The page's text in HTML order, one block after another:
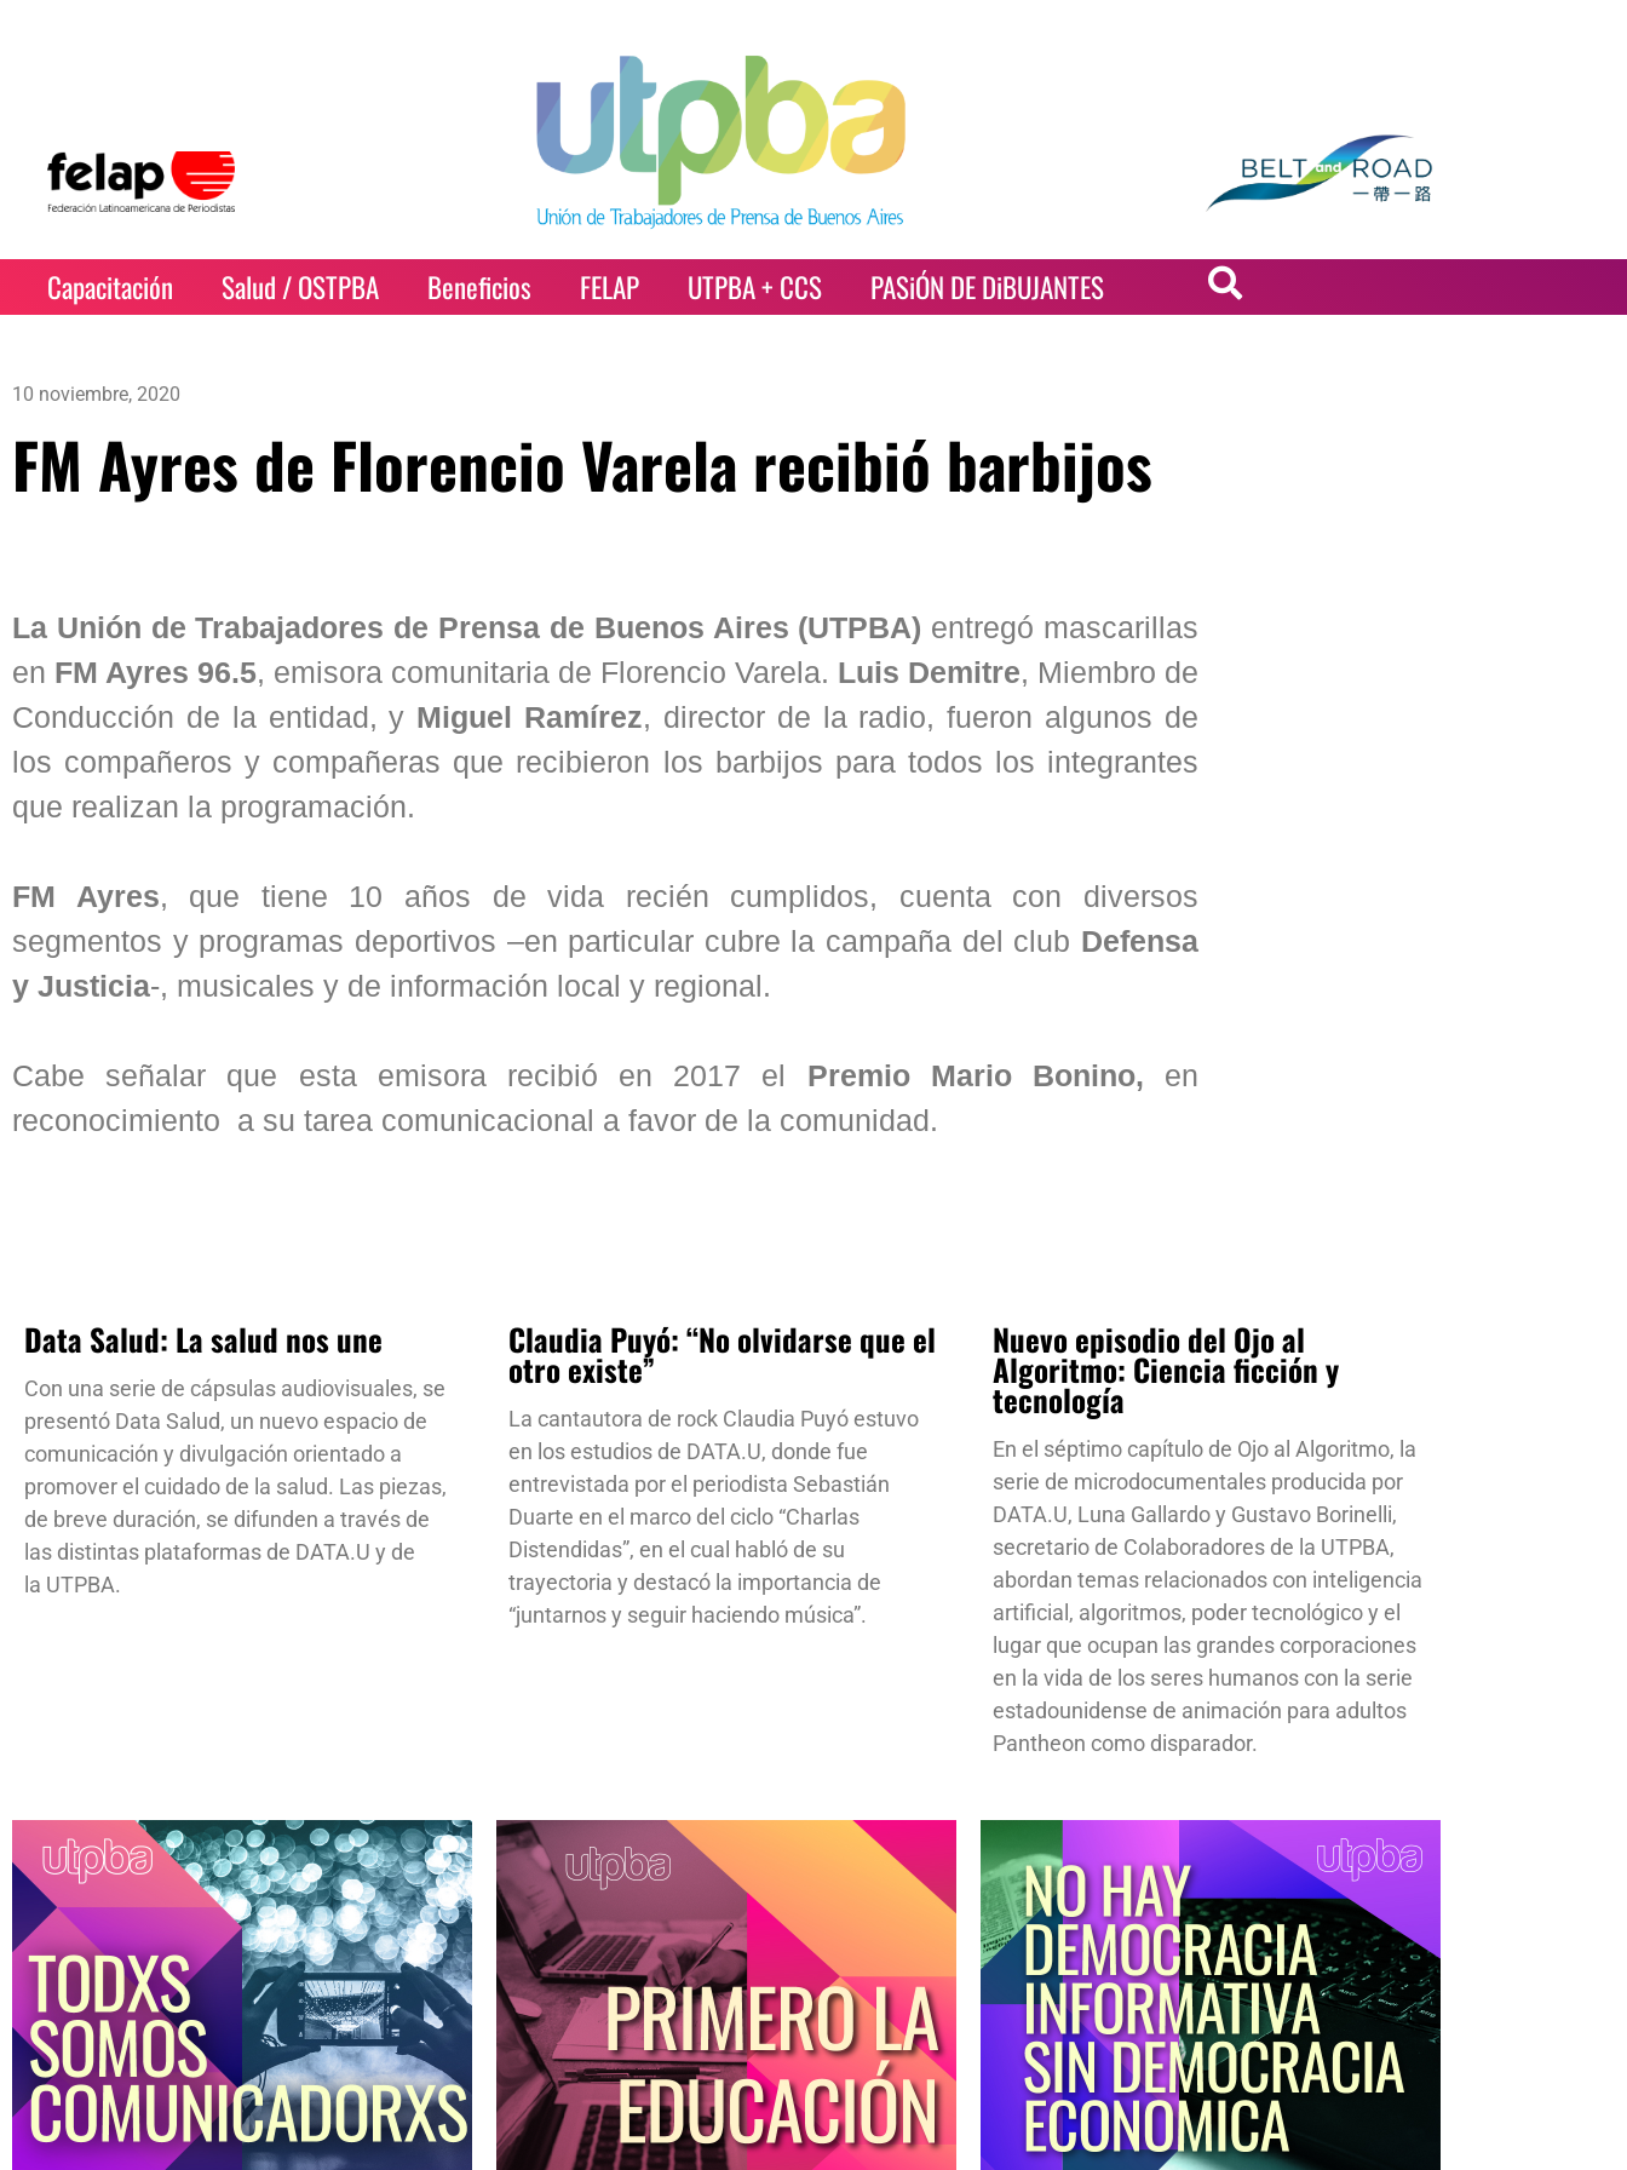
Capacitación Salud / OSTPBA Beneficios FELAP UTPBA + CCS PASiÓN DE DiBUJANTES
10 noviembre, 2020
FM Ayres de Florencio Varela recibió barbijos
La Unión de Trabajadores de Prensa de Buenos Aires (UTPBA) entregó mascarillas
en FM Ayres 96.5, emisora comunitaria de Florencio Varela. Luis Demitre, Miembro de
Conducción de la entidad, y Miguel Ramírez, director de la radio, fueron algunos de
los compañeros y compañeras que recibieron los barbijos para todos los integrantes
que realizan la programación.
FM Ayres, que tiene 10 años de vida recién cumplidos, cuenta con diversos
segmentos y programas deportivos –en particular cubre la campaña del club Defensa
y Justicia-, musicales y de información local y regional.
Cabe señalar que esta emisora recibió en 2017 el Premio Mario Bonino, en
reconocimiento a su tarea comunicacional a favor de la comunidad.
Data Salud: La salud nos une
Con una serie de cápsulas audiovisuales, se
presentó Data Salud, un nuevo espacio de
comunicación y divulgación orientado a
promover el cuidado de la salud. Las piezas,
de breve duración, se difunden a través de
las distintas plataformas de DATA.U y de
la UTPBA.
Claudia Puyó: “No olvidarse que el
otro existe”
La cantautora de rock Claudia Puyó estuvo
en los estudios de DATA.U, donde fue
entrevistada por el periodista Sebastián
Duarte en el marco del ciclo “Charlas
Distendidas”, en el cual habló de su
trayectoria y destacó la importancia de
“juntarnos y seguir haciendo música”.
Nuevo episodio del Ojo al
Algoritmo: Ciencia ficción y
tecnología
En el séptimo capítulo de Ojo al Algoritmo, la
serie de microdocumentales producida por
DATA.U, Luna Gallardo y Gustavo Borinelli,
secretario de Colaboradores de la UTPBA,
abordan temas relacionados con inteligencia
artificial, algoritmos, poder tecnológico y el
lugar que ocupan las grandes corporaciones
en la vida de los seres humanos con la serie
estadounidense de animación para adultos
Pantheon como disparador.